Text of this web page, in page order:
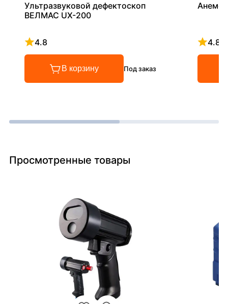
Ультразвуковой дефектоскоп
ВЕЛМАС UX-200
4.8
Рейтинг 4.8 из 5
В корзину Под заказ
4.8
Просмотренные товары